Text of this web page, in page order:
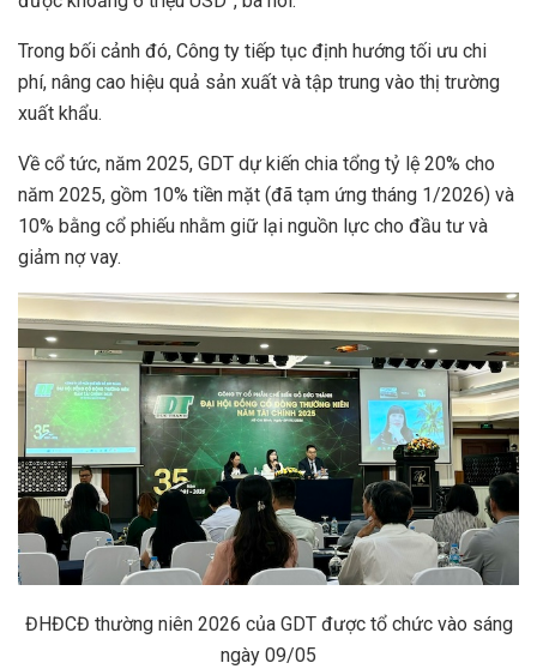
Trong bối cảnh đó, Công ty tiếp tục định hướng tối ưu chi
phí, nâng cao hiệu quả sản xuất và tập trung vào thị trường
xuất khẩu.
Về cổ tức, năm 2025, GDT dự kiến chia tổng tỷ lệ 20% cho
năm 2025, gồm 10% tiền mặt (đã tạm ứng tháng 1/2026) và
10% bằng cổ phiếu nhằm giữ lại nguồn lực cho đầu tư và
giảm nợ vay.
ĐHĐCĐ thường niên 2026 của GDT được tổ chức vào sáng
ngày 09/05